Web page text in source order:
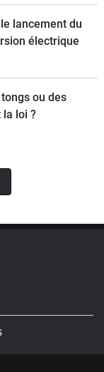
lancement du
électrique
ou des
la loi ?